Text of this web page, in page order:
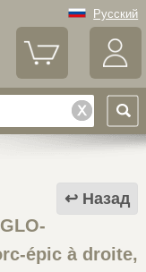
Русский
Назад
épic à droite,